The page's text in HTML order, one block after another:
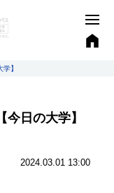
】
日の大学】
2024.03.01 13:00